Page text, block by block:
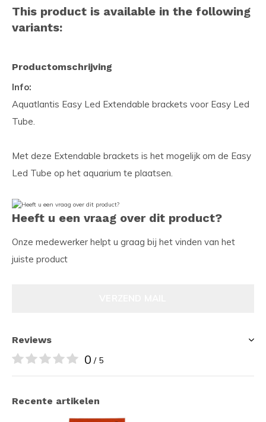
This product is available in the following
variants:
Productomschrijving
Info:
Aquatlantis Easy Led Extendable brackets voor Easy Led
Tube.
Met deze Extendable brackets is het mogelijk om de Easy
Led Tube op het aquarium te plaatsen.
Heeft u een vraag over dit product?
Onze medewerker helpt u graag bij het vinden van het
juiste product
Reviews
0 / 5
Recente artikelen